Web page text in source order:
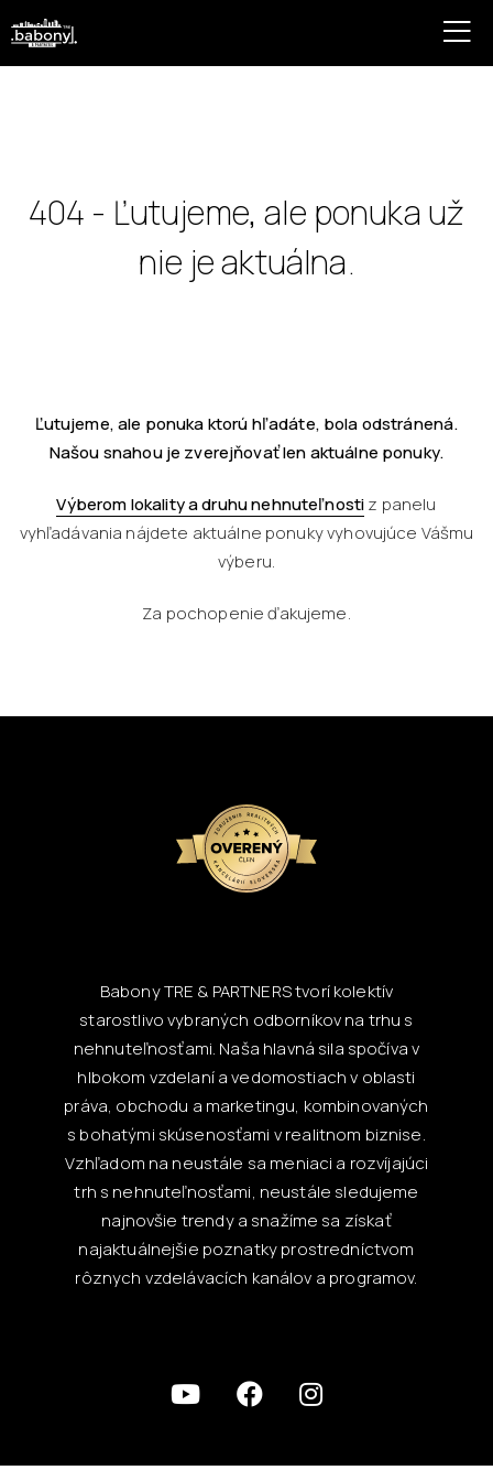
404 - Ľutujeme, ale ponuka už
nie je aktuálna.
Ľutujeme, ale ponuka ktorú hľadáte, bola odstránená.
Našou snahou je zverejňovať len aktuálne ponuky.
Výberom lokality a druhu nehnuteľnostiz panelu
vyhľadávania nájdete aktuálne ponuky vyhovujúce Vášmu
výberu.
Za pochopenie ďakujeme.
Babony TRE & PARTNERS tvorí kolektív
starostlivo vybraných odborníkov na trhu s
nehnuteľnosťami. Naša hlavná sila spočíva v
hlbokom vzdelaní a vedomostiach v oblasti
práva, obchodu a marketingu, kombinovaných
s bohatými skúsenosťami v realitnom biznise.
Vzhľadom na neustále sa meniaci a rozvíjajúci
trh s nehnuteľnosťami, neustále sledujeme
najnovšie trendy a snažíme sa získať
najaktuálnejšie poznatky prostredníctvom
rôznych vzdelávacích kanálov a programov.